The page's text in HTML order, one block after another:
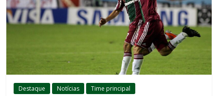
Destaque Notícias Time principal